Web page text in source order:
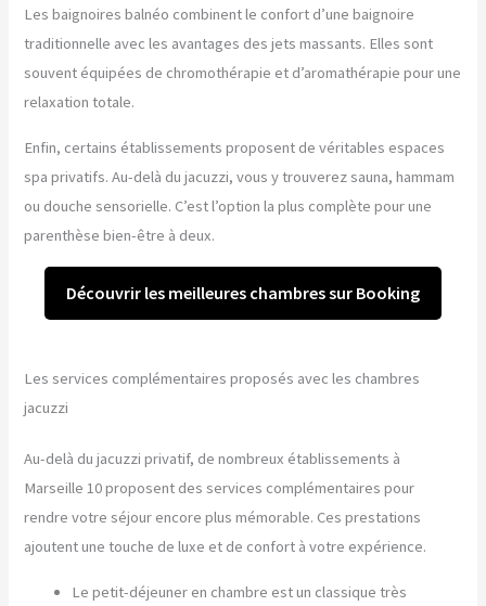
Les baignoires balnéo combinent le confort d’une baignoire
traditionnelle avec les avantages des jets massants. Elles sont
souvent équipées de chromothérapie et d’aromathérapie pour une
relaxation totale.
Enfin, certains établissements proposent de véritables espaces
spa privatifs. Au-delà du jacuzzi, vous y trouverez sauna, hammam
ou douche sensorielle. C’est l’option la plus complète pour une
parenthèse bien-être à deux.
Découvrir les meilleures chambres sur Booking
Les services complémentaires proposés avec les chambres
jacuzzi
Au-delà du jacuzzi privatif, de nombreux établissements à
Marseille 10 proposent des services complémentaires pour
rendre votre séjour encore plus mémorable. Ces prestations
ajoutent une touche de luxe et de confort à votre expérience.
Le petit-déjeuner en chambre est un classique très